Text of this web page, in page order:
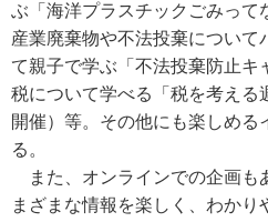
ぶ「海洋プラスチックごみって
産業廃棄物や不法投棄について
て親子で学ぶ「不法投棄防止キ
税について学べる「税を考える
開催）等。その他にも楽しめる
る。
また、オンラインでの企画も
まざまな情報を楽しく、わか